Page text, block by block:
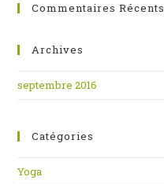
Commentaires Récents
Archives
septembre 2016
Catégories
Yoga